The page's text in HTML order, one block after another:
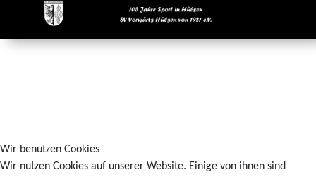
Wir benutzen Cookies
Wir nutzen Cookies auf unserer Website. Einige von ihnen sind